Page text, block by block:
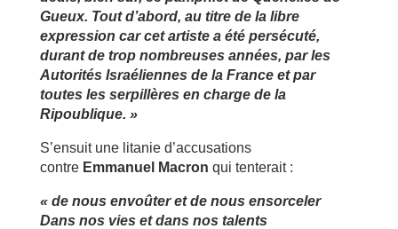
Gueux. Tout d’abord, au titre de la libre
expression car cet artiste a été persécuté,
durant de trop nombreuses années, par les
Autorités Israéliennes de la France et par
toutes les serpillères en charge de la
Ripoublique. »
S’ensuit une litanie d’accusations
contre Emmanuel Macron qui tenterait :
« de nous envoûter et de nous ensorceler
Dans nos vies et dans nos talents